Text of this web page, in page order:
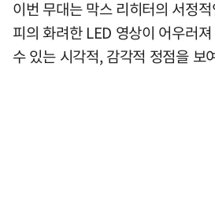
이번 무대는 막스 리히터의 서정
피의 화려한 LED 영상이 어우러
수 있는 시각적, 감각적 정점을 보